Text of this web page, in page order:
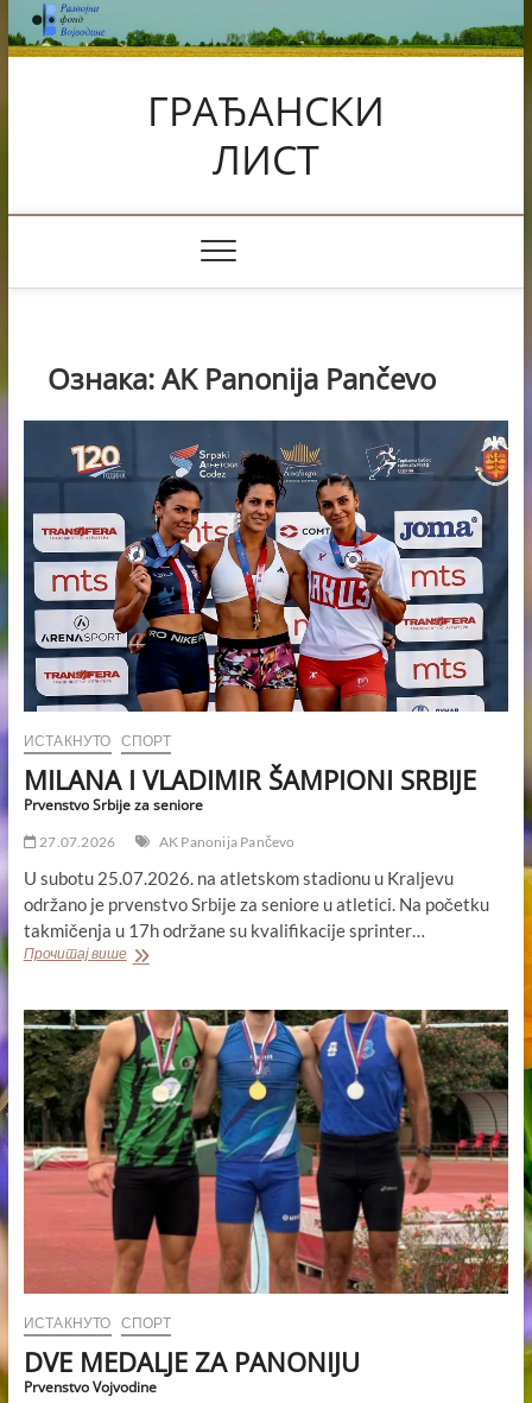
Skip
to
content
ГРАЂАНСКИ
ЛИСТ
Ознака:AK Panonija Pančevo
ИСТАКНУТО СПОРТ
MILANA I VLADIMIR ŠAMPIONI SRBIJE
Prvenstvo Srbije za seniore
27.07.2026 AK Panonija Pančevo
U subotu 25.07.2026. na atletskom stadionu u Kraljevu
održano je prvenstvo Srbije za seniore u atletici. Na početku
takmičenja u 17h održane su kvalifikacije sprinter…
Прочитај вишеMILANA
ŠAMPIONI
SRBIJE
Prvenstvo
Srbije
seniore
ИСТАКНУТО СПОРТ
DVE MEDALJE ZA PANONIJU
Prvenstvo Vojvodine